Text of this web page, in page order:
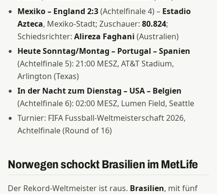
Mexiko – England 2:3(Achtelfinale 4) – Estadio
Azteca, Mexiko-Stadt; Zuschauer: 80.824;
Schiedsrichter: Alireza Faghani (Australien)
Heute Sonntag/Montag – Portugal – Spanien
(Achtelfinale 5): 21:00 MESZ, AT&T Stadium,
Arlington (Texas)
In der Nacht zum Dienstag – USA – Belgien
(Achtelfinale 6): 02:00 MESZ, Lumen Field, Seattle
Turnier: FIFA Fussball-Weltmeisterschaft 2026,
Achtelfinale (Round of 16)
Norwegen schockt Brasilien im MetLife
Der Rekord-Weltmeister ist raus. Brasilien, mit fünf